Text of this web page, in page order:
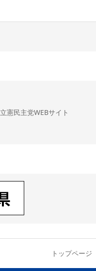
立憲民主党WEBサイト
トップページ